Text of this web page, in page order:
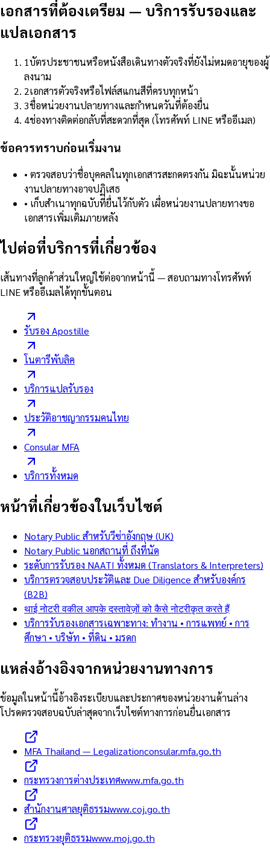
เอกสารที่ต้องเตรียม — บริการรับรองและ
แปลเอกสาร
1บัตรประชาชนหรือหนังสือเดินทางตัวจริงที่ยังไม่หมดอายุของผู้
ลงนาม
2เอกสารตัวจริงหรือไฟล์สแกนสีที่ครบทุกหน้า
3ชื่อหน่วยงานปลายทางและกำหนดวันที่ต้องยื่น
4ช่องทางติดต่อกลับที่สะดวกที่สุด (โทรศัพท์ LINE หรืออีเมล)
ข้อควรทราบก่อนเริ่มงาน
• ตรวจสอบว่าชื่อบุคคลในทุกเอกสารสะกดตรงกัน มิฉะนั้นหน่วย
งานปลายทางอาจปฏิเสธ
• เก็บสำเนาทุกฉบับที่ยื่นไว้กับตัว เผื่อหน่วยงานปลายทางขอ
เอกสารเพิ่มเติมภายหลัง
ไปต่อที่บริการที่เกี่ยวข้อง
เส้นทางที่ลูกค้าส่วนใหญ่ใช้ต่อจากหน้านี้ — สอบถามทางโทรศัพท์
LINE หรืออีเมลได้ทุกขั้นตอน
รับรอง Apostille
โนตารีพับลิค
บริการแปลรับรอง
ประวัติอาชญากรรมคนไทย
Consular MFA
บริการทั้งหมด
หน้าที่เกี่ยวข้องในเว็บไซต์
Notary Public สำหรับวีซ่าอังกฤษ (UK)
Notary Public นอกสถานที่ ถึงที่นัด
ระดับการรับรอง NAATI ทั้งหมด (Translators & Interpreters)
บริการตรวจสอบประวัติและ Due Diligence สำหรับองค์กร
(B2B)
थाई नोटरी वकील आपके दस्तावेज़ों को कैसे नोटरीकृत करते हैं
บริการรับรองเอกสารเฉพาะทาง: ทำงาน • การแพทย์ • การ
ศึกษา • บริษัท • ที่ดิน • มรดก
แหล่งอ้างอิงจากหน่วยงานทางการ
ข้อมูลในหน้านี้อ้างอิงระเบียบและประกาศของหน่วยงานด้านล่าง
โปรดตรวจสอบฉบับล่าสุดจากเว็บไซต์ทางการก่อนยื่นเอกสาร
MFA Thailand — Legalizationconsular.mfa.go.th
กระทรวงการต่างประเทศwww.mfa.go.th
สำนักงานศาลยุติธรรมwww.coj.go.th
กระทรวงยุติธรรมwww.moj.go.th